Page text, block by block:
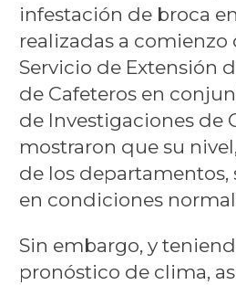
infestación de broca
realizadas a comienzo
Servicio de Extensión
de Cafeteros en
de Investigaciones de
mostraron que su
de los departamentos,
en condiciones
Sin embargo, y
pronóstico de clima,